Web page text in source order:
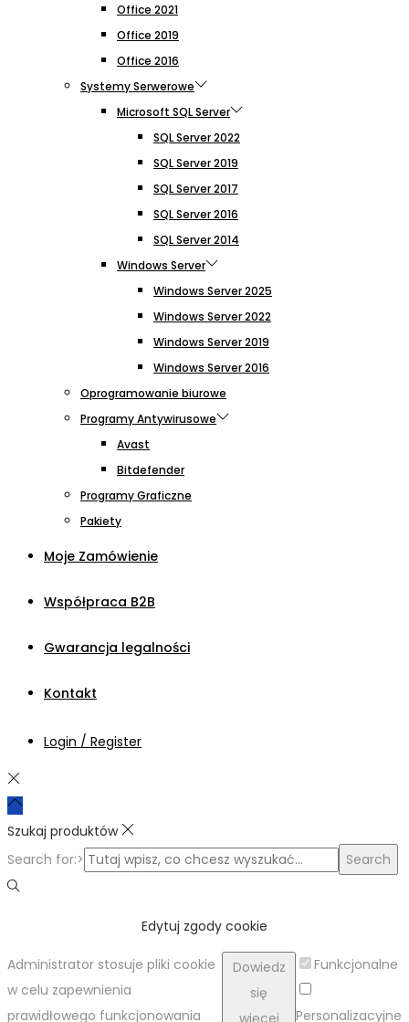
Office 2021
Office 2019
Office 2016
Systemy Serwerowe
Microsoft SQL Server
SQL Server 2022
SQL Server 2019
SQL Server 2017
SQL Server 2016
SQL Server 2014
Windows Server
Windows Server 2025
Windows Server 2022
Windows Server 2019
Windows Server 2016
Oprogramowanie biurowe
Programy Antywirusowe
Avast
Bitdefender
Programy Graficzne
Pakiety
Moje Zamówienie
Współpraca B2B
Gwarancja legalności
Kontakt
Login / Register
Szukaj produktów
Search for:>
Search
Edytuj zgody cookie
Administrator stosuje pliki cookie
w celu zapewnienia
prawidłowego funkcjonowania
Dowiedz
się
więcej
Funkcjonalne
Personalizacyjne